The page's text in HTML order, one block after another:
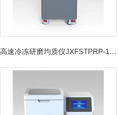
高速冷冻研磨均质仪JXFSTPRP-192CL